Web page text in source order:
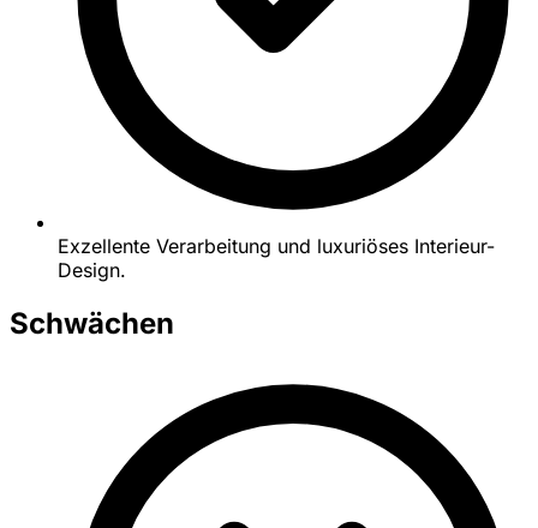
Exzellente Verarbeitung und luxuriöses Interieur-
Design.
Schwächen